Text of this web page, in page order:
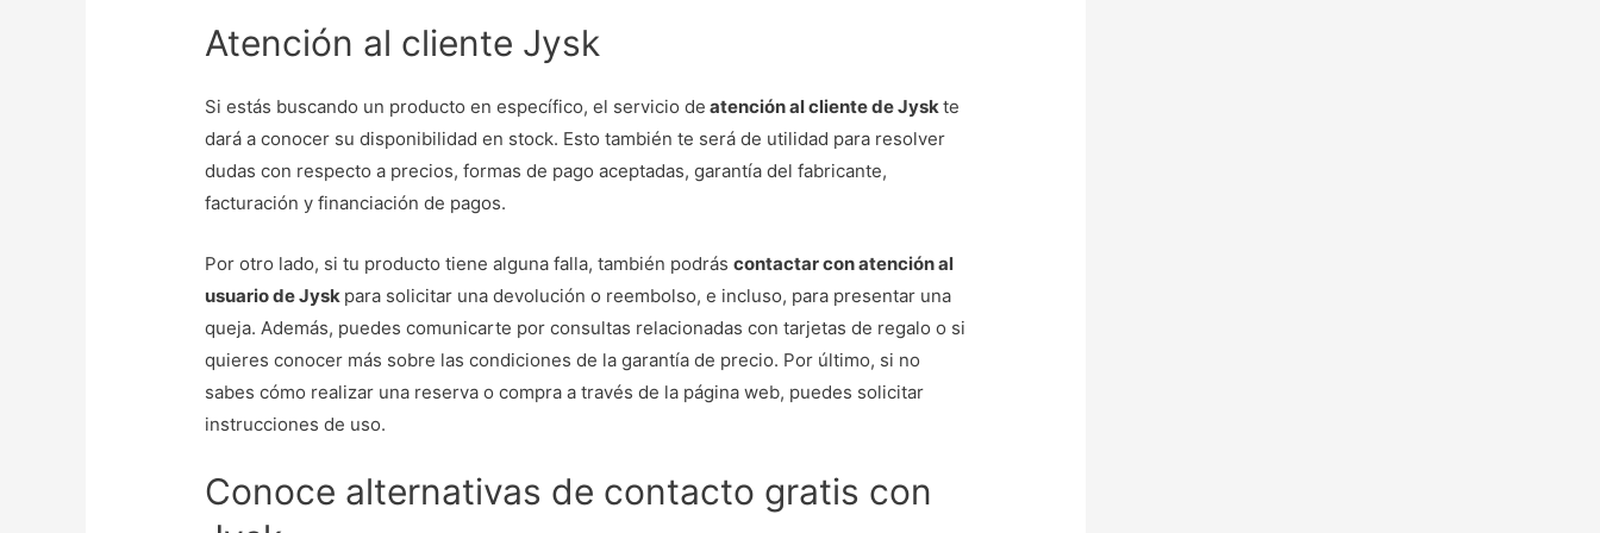
Atención al cliente Jysk
Si estás buscando un producto en específico, el servicio de atención al cliente de Jyskte
dará a conocer su disponibilidad en stock. Esto también te será de utilidad para resolver
dudas con respecto a precios, formas de pago aceptadas, garantía del fabricante,
facturación y financiación de pagos.
Por otro lado, si tu producto tiene alguna falla, también podráscontactar con atención al
usuario de Jysk para solicitar una devolución o reembolso, e incluso, para presentar una
queja. Además, puedes comunicarte por consultas relacionadas con tarjetas de regalo o si
quieres conocer más sobre las condiciones de la garantía de precio. Por último, si no
sabes cómo realizar una reserva o compra a través de la página web, puedes solicitar
instrucciones de uso.
Conoce alternativas de contacto gratis con